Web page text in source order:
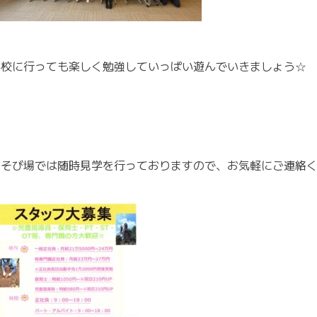
に行っても楽しく勉強していっぱい遊んでいきましょう☆
び場では随時見学を行っておりますので、お気軽にご連絡く